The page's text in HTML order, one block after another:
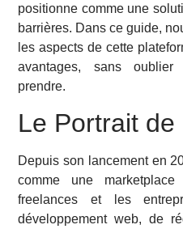
positionne comme une
barrières. Dans ce guide,
les aspects de cette
avantages, sans
prendre.
Le Portrait de
Depuis son lancement en
comme une
freelances et les
développement web, de